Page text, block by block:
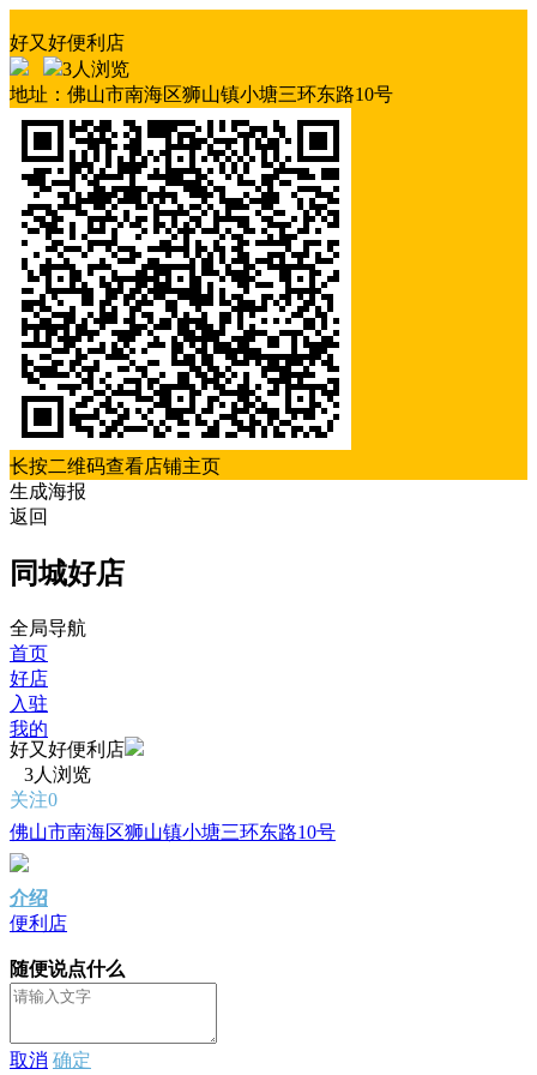
好又好便利店
3人浏览
地址：佛山市南海区狮山镇小塘三环东路10号
长按二维码查看店铺主页
生成海报
返回
同城好店
全局导航
首页
好店
入驻
我的
好又好便利店
3人浏览
关注0
佛山市南海区狮山镇小塘三环东路10号
介绍
便利店
随便说点什么
取消 确定